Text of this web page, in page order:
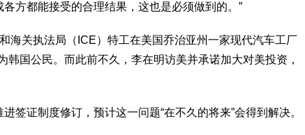
方都能接受的合理结果，这也是必须做到的。”
海关执法局（ICE）特工在美国乔治亚州一家现代汽车工厂
韩国公民。而此前不久，李在明访美并承诺加大对美投资，
签证制度修订，预计这一问题“在不久的将来”会得到解决。